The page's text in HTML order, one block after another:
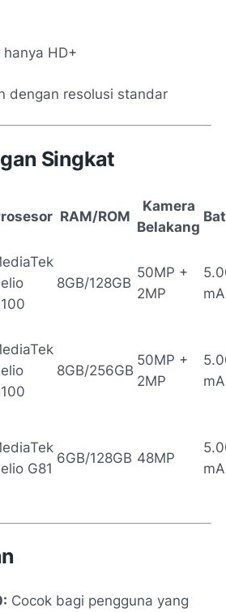
hanya HD+
dengan resolusi standar
Singkat
RAM/ROM
Kamera
Belakang
8GB/128GB
50MP +
2MP
8GB/256GB
50MP +
2MP
G81
6GB/128GB 48MP
Cocok bagi pengguna yang